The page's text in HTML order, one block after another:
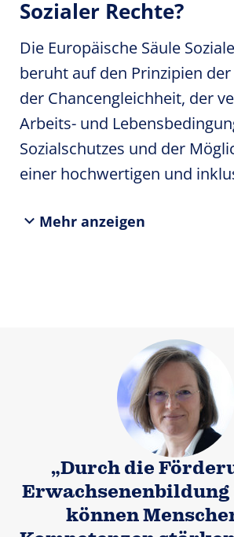
Sozialer Rechte?
Die Europäische Säule
beruht auf den Prinzipien
der Chancengleichheit, der
Arbeits- und
Sozialschutzes und der
einer hochwertigen und
Mehr anzeigen
„Durch die
Erwachsenenbildung
können